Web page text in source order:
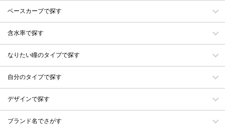
ベースカーブで探す
含水率で探す
なりたい瞳のタイプで探す
自分のタイプで探す
デザインで探す
ブランド名でさがす